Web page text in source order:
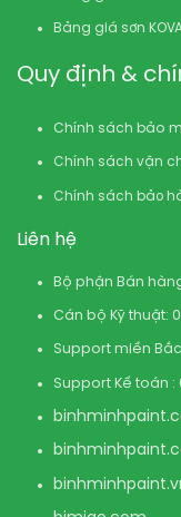
Bảng giá sơn
Quy định &
Chính sách bảo
Chính sách vận
Chính sách bảo
Liên hệ
Bộ phận Bán
Cán bộ Kỹ thuật:
Support miền Bắc
Support Kế toán :